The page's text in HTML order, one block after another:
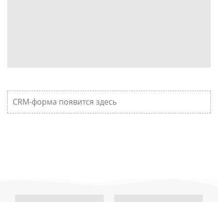
CRM-форма появится здесь